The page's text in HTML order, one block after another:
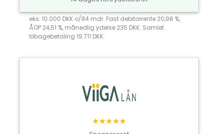
eks: 10.000 DKK o/84 mdr. Fast debitorrente 20,98 %,
ÅOP 24,51 %, månedlig ydelse 235 DKK. Samlet
tilbagebetaling 19.711 DKK.
★★★★★